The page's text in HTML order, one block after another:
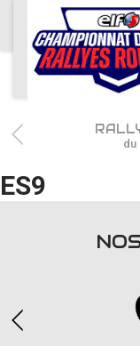
ACCUEIL
ACTUS
CALENDRIER
RÉSULTATS
du
ES9